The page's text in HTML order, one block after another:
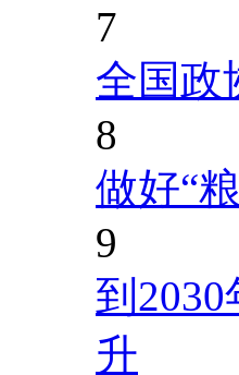
7
全国政
8
做好“
9
到
升